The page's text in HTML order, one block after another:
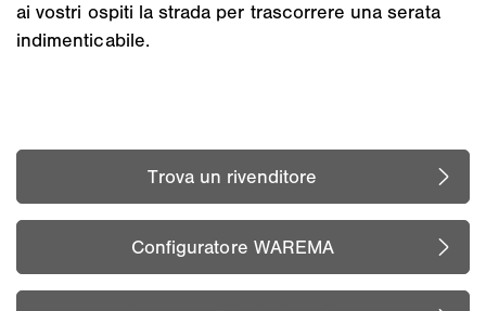
ai vostri ospiti la strada per trascorrere una serata
indimenticabile.